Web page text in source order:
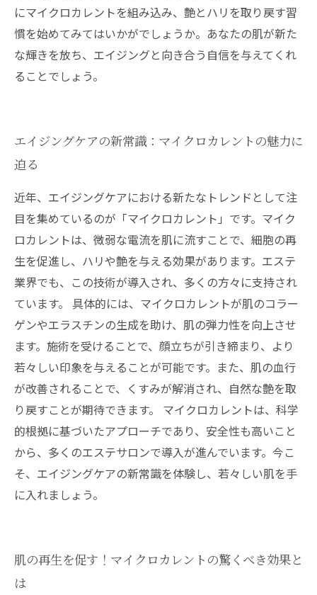
にマイクロカレントを組み込み、艶とハリを取り戻す習
慣を始めてみてはいかがでしょうか。あなたの肌が新た
な輝きを放ち、エイジングと向き合う自信を与えてくれ
ることでしょう。
エイジングケアの新常識：マイクロカレントの魅力に
迫る
近年、エイジングケアにおける新たなトレンドとして注
目を集めているのが「マイクロカレント」です。マイク
ロカレントは、微弱な電流を肌に流すことで、細胞の再
生を促進し、ハリや艶を与える効果があります。エステ
業界でも、この技術が導入され、多くの方々に支持され
ています。 具体的には、マイクロカレントが肌のコラー
ゲンやエラスチンの生成を助け、肌の弾力性を向上させ
ます。施術を受けることで、顔立ちが引き締まり、より
若々しい印象を与えることが可能です。また、肌の血行
が改善されることで、くすみが解消され、自然な艶を取
り戻すことが期待できます。 マイクロカレントは、科学
的根拠に基づいたアプローチであり、安全性も高いこと
から、多くのエステサロンで導入が進んでいます。今こ
そ、エイジングケアの新常識を体験し、若々しい肌を手
に入れましょう。
肌の再生を促す！マイクロカレントの驚くべき効果と
は